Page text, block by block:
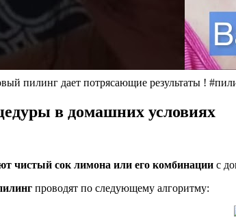
пилинг дает потрясающие результаты !
в домашних условиях
чистый сок лимона или его комбинации с
проводят по следующему алгоритму: